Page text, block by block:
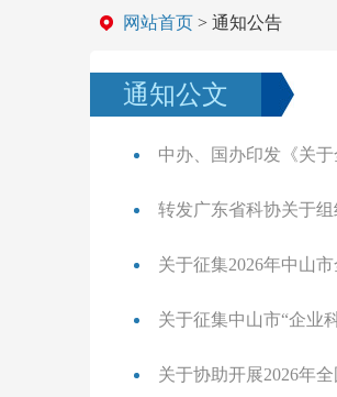
网站首页 > 通知公告
通知公文
中办、国办印发《关
转发广东省科协关于
关于征集2026年中山
关于征集中山市“企业
关于协助开展2026年